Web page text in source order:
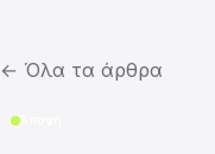
← Όλα τα άρθρα